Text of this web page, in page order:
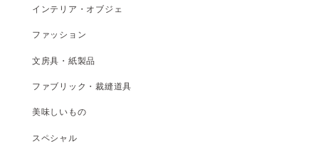
インテリア・オブジェ
ファッション
文房具・紙製品
ファブリック・裁縫道具
美味しいもの
スペシャル